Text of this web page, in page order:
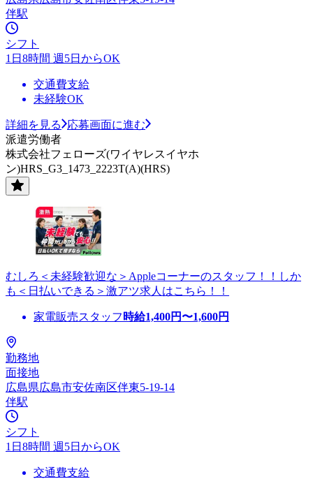
伴駅
シフト
1日8時間 週5日からOK
交通費支給
未経験OK
詳細を見る
応募画面に進む
派遣労働者
株式会社フェローズ(ワイヤレスイヤホ
ン)HRS_G3_1473_2223T(A)(HRS)
むしろ＜未経験歓迎な＞Appleコーナーのスタッフ！！しか
も＜日払いできる＞激アツ求人はこちら！！
家電販売スタッフ 時給1,400円〜1,600円
勤務地
面接地
広島県広島市安佐南区伴東5-19-14
伴駅
シフト
1日8時間 週5日からOK
交通費支給